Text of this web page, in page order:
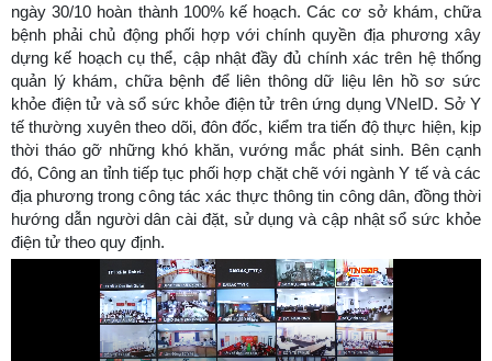
ngày 30/10 hoàn thành 100% kế hoạch. Các cơ sở khám, chữa
bệnh phải chủ động phối hợp với chính quyền địa phương xây
dựng kế hoạch cụ thể, cập nhật đầy đủ chính xác trên hệ thống
quản lý khám, chữa bệnh để liên thông dữ liệu lên hồ sơ sức
khỏe điện tử và sổ sức khỏe điện tử trên ứng dụng VNeID. Sở Y
tế thường xuyên theo dõi, đôn đốc, kiểm tra tiến độ thực hiện, kịp
thời tháo gỡ những khó khăn, vướng mắc phát sinh. Bên cạnh
đó, Công an tỉnh tiếp tục phối hợp chặt chẽ với ngành Y tế và các
địa phương trong công tác xác thực thông tin công dân, đồng thời
hướng dẫn người dân cài đặt, sử dụng và cập nhật sổ sức khỏe
điện tử theo quy định.